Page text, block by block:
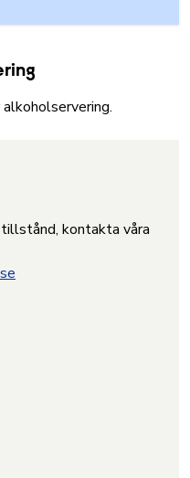
.
tillstånd, kontakta våra